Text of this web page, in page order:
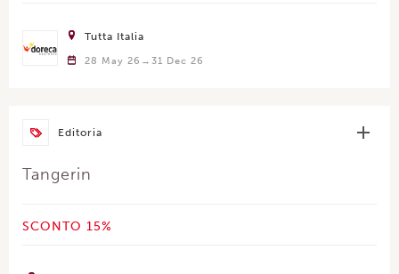
Tutta Italia
28 May 26 31 Dec 26
Editoria
Tangerin
SCONTO 15%